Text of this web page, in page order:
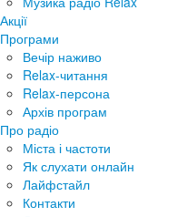
Акції
Програми
Вечір наживо
Relax-читання
Relax-персона
Архів програм
Про радіо
Міста і частоти
Як слухати онлайн
Лайфстайл
Контакти